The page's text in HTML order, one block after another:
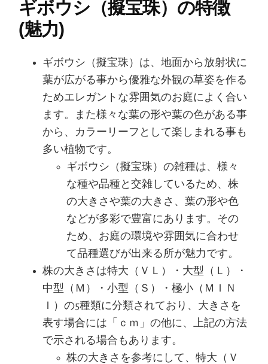
ギボウシ（擬宝珠）の特徴
(魅力)
ギボウシ（擬宝珠）は、地面から放射状に
葉が広がる事から優雅な外観の草姿を作る
ためエレガントな雰囲気のお庭によく合い
ます。また様々な葉の形や葉の色がある事
から、カラーリーフとして楽しまれる事も
多い植物です。
ギボウシ（擬宝珠）の雑種は、様々
な種や品種と交雑しているため、株
の大きさや葉の大きさ、葉の形や色
などが多彩で豊富にあります。その
ため、お庭の環境や雰囲気に合わせ
て品種選びが出来る所が魅力です。
株の大きさは特大（ＶＬ）・大型（Ｌ）・
中型（Ｍ）・小型（Ｓ）・極小（ＭＩＮ
Ｉ）の5種類に分類されており、大きさを
表す場合には「ｃｍ」の他に、上記の方法
で示される場合もあります。
株の大きさを参考にして、特大（Ｖ